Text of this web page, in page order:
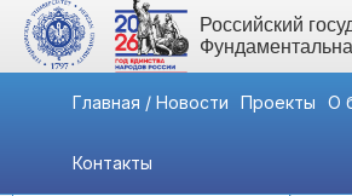
Российский
Главная / Новости Проекты О
Контакты
Быстрый доступ